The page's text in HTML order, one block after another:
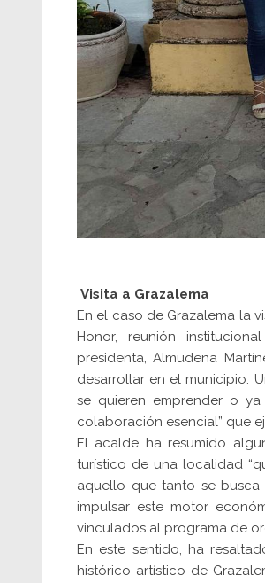
Visita a Grazalema
En el caso de Grazalema la
Honor, reunión
presidenta, Almudena
desarrollar en el municipio.
se quieren emprender o
colaboración esencial” que
El acalde ha resumido
turístico de una localidad
aquello que tanto se busca
impulsar este motor
vinculados al programa de
En este sentido, ha
histórico artístico de